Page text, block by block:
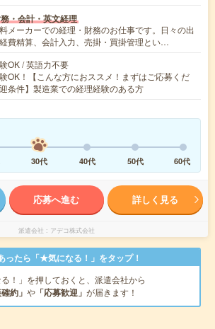
・会計・英文経理
メーカーでの経理・財務のお仕事です。日々の出
費精算、会計入力、売掛・買掛管理とい…
OK / 英語力不要
OK！【こんな方におススメ！まずはご応募くだ
条件】製造業での経理経験のある方
30代 40代 50代 60代
応募へ進む 詳しく見る
派遣会社 アデコ株式会社
ったら「★気になる！」をタップ！
る！」を押しておくと、派遣会社から
約」 や 「応募歓迎」 が届きます！